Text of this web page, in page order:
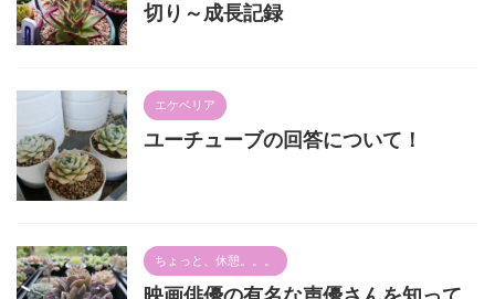
切り～成長記録
エケベリア
ユーチューブの回答について！
ちょっと、休憩。。。